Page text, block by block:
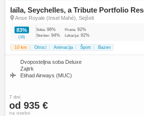
laïla, Seychelles, a Tribute Portfolio
Anse Royale (Insel Mahé), Sejšeli
83%
(16)
Soba: 96% Hrana: 92%
Storitev: 94% Lokacija: 92%
10 km Otroci Animacija Šport Bazen
Dvoposteljna soba Deluxe
Zajtrk
Etihad Airways (MUC)
7 dni
od 935 €
na osebo